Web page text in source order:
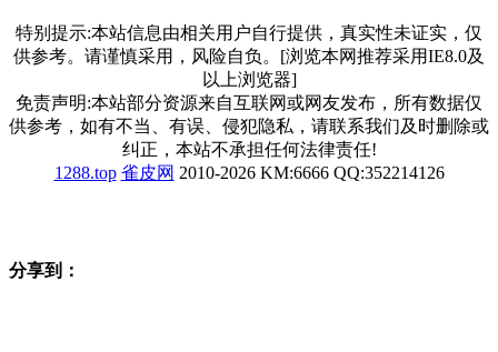
特别提示:本站信息由相关用户自行提供，真实性未证实，仅
供参考。请谨慎采用，风险自负。[浏览本网推荐采用IE8.0及
以上浏览器]
免责声明:本站部分资源来自互联网或网友发布，所有数据仅
供参考，如有不当、有误、侵犯隐私，请联系我们及时删除或
纠正，本站不承担任何法律责任!
1288.top 雀皮网 2010-2026 KM:6666 QQ:352214126
分享到：